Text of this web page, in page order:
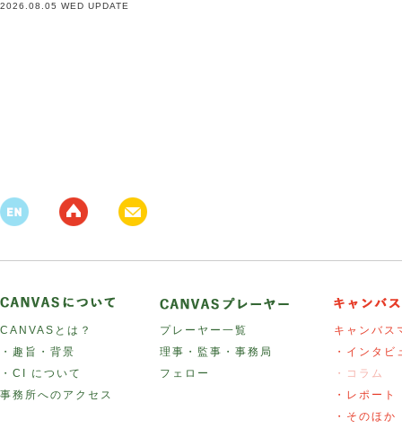
2026.08.05 WED UPDATE
CANVASとは？
・趣旨・背景
・CI について
事務所へのアクセス
プレーヤー一覧
理事・監事・事務局
フェロー
キャンバス
・インタビ
・コラム
・レポート
・そのほか